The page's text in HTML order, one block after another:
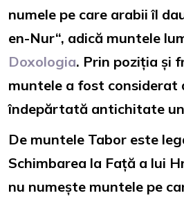
numele pe care arabii îl
en-Nur“, adică muntele
Doxologia. Prin poziția și
muntele a fost considerat
îndepărtată antichitate
De muntele Tabor este
Schimbarea la Față a lui
nu numește muntele pe